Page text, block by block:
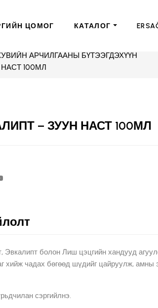
ЦОМОГ КАТАЛОГ
АРЧИЛГААНЫ БҮТЭЭГДЭХҮҮН
100МЛ
– ЗУУН НАСТ 100МЛ
болон Лиш цэцгийн хандууд
хийж чадах бөгөөд шүдийг цайруулж, амны
сэргийлнэ.